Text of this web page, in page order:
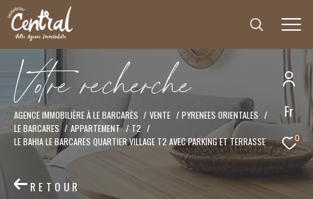
Fr
0
Votrerecherche
AGENCE IMMOBILIÈRE À LE BARCARÈS VENTE
PYRENEES ORIENTALES
LE BARCARES
APPARTEMENT
T2
LE BAHIA LE BARCARES QUARTIER VILLAGE T2 AVEC PARKING ET TERRASSE
RETOUR
Effectuer une recherche
et trouver le bien qui correspond à vos critères
Type
d'offre
Vente